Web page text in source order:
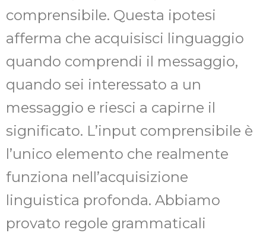
comprensibile. Questa ipotesi
afferma che acquisisci linguaggio
quando comprendi il messaggio,
quando sei interessato a un
messaggio e riesci a capirne il
significato. L’input comprensibile è
l’unico elemento che realmente
funziona nell’acquisizione
linguistica profonda. Abbiamo
provato regole grammaticali